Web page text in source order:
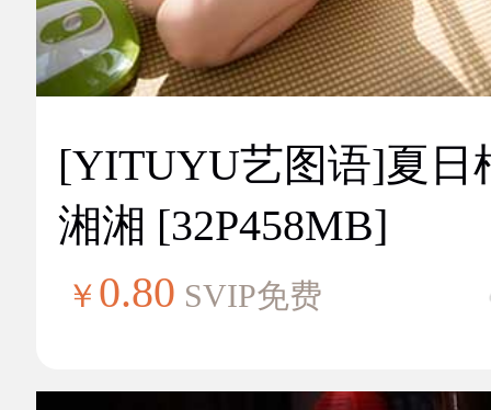
[YITUYU艺图语]夏日
湘湘 [32P458MB]
￥ 0.80 SVIP免费